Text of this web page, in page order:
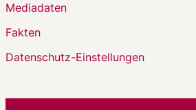
Mediadaten
Fakten
Datenschutz-Einstellungen